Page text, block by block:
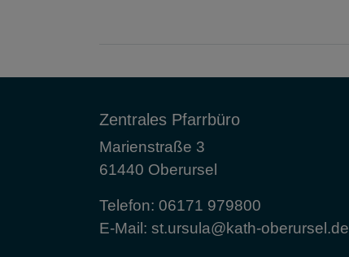
Zentrales Pfarrbüro
Marienstraße 3
61440 Oberursel
Telefon: 06171 979800
E-Mail: st.ursula@kath-oberursel.de